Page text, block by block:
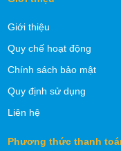
Giới thiệu
Quy chế hoạt động
Chính sách bảo mật
Quy định sử dụng
Liên hệ
Phương thức thanh